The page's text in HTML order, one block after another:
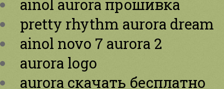
ainol aurora прошивка
pretty rhythm aurora dream
ainol novo 7 aurora 2
aurora logo
aurora скачать бесплатно